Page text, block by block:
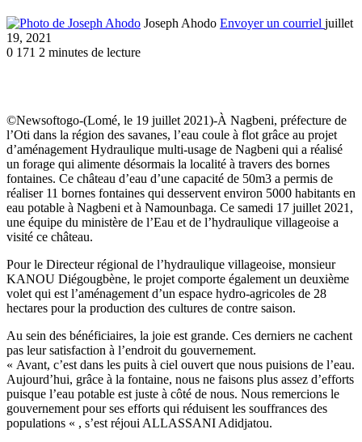
Joseph Ahodo Envoyer un courriel juillet
19, 2021
0 171 2 minutes de lecture
©Newsoftogo-(Lomé, le 19 juillet 2021)-À Nagbeni, préfecture de
l’Oti dans la région des savanes, l’eau coule à flot grâce au projet
d’aménagement Hydraulique multi-usage de Nagbeni qui a réalisé
un forage qui alimente désormais la localité à travers des bornes
fontaines. Ce château d’eau d’une capacité de 50m3 a permis de
réaliser 11 bornes fontaines qui desservent environ 5000 habitants en
eau potable à Nagbeni et à Namounbaga. Ce samedi 17 juillet 2021,
une équipe du ministère de l’Eau et de l’hydraulique villageoise a
visité ce château.
Pour le Directeur régional de l’hydraulique villageoise, monsieur
KANOU Diégougbène, le projet comporte également un deuxième
volet qui est l’aménagement d’un espace hydro-agricoles de 28
hectares pour la production des cultures de contre saison.
Au sein des bénéficiaires, la joie est grande. Ces derniers ne cachent
pas leur satisfaction à l’endroit du gouvernement.
« Avant, c’est dans les puits à ciel ouvert que nous puisions de l’eau.
Aujourd’hui, grâce à la fontaine, nous ne faisons plus assez d’efforts
puisque l’eau potable est juste à côté de nous. Nous remercions le
gouvernement pour ses efforts qui réduisent les souffrances des
populations « , s’est réjoui ALLASSANI Adidjatou.